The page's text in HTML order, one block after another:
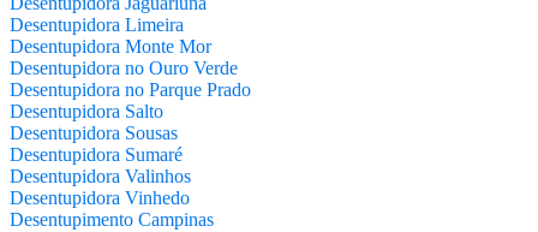
Desentupidora Limeira
Desentupidora Monte Mor
Desentupidora no Ouro Verde
Desentupidora no Parque Prado
Desentupidora Salto
Desentupidora Sousas
Desentupidora Sumaré
Desentupidora Valinhos
Desentupidora Vinhedo
Desentupimento Campinas